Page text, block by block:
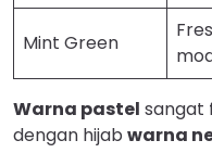
Mint Green
Warna pastel sangat
dengan hijab warna